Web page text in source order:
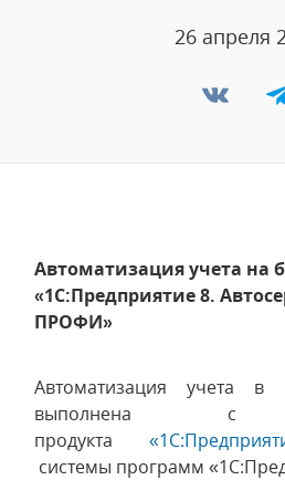
26 апреля
Автоматизация учета на
«1С:Предприятие 8.
ПРОФИ»
Автоматизация учета
выполнена с
продукта
системы программ